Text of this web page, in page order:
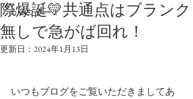
カテゴリー 2
際爆誕💛共通点はブランク
無しで急がば回れ！
更新日： 2024年1月13日
いつもブログをご覧いただきましてあ